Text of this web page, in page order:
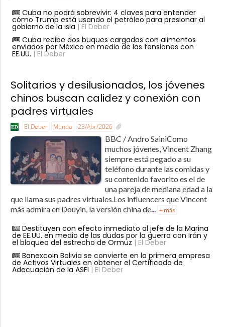
Cuba no podrá sobrevivir: 4 claves para entender
cómo Trump está usando el petróleo para presionar al
gobierno de la isla | El Deber
Cuba recibe dos buques cargados con alimentos
enviados por México en medio de las tensiones con
EE.UU. | El Deber
Solitarios y desilusionados, los jóvenes
chinos buscan calidez y conexión con
padres virtuales
El Deber Mundo 23/Abr/2026
BBC / Andro SainiComo
muchos jóvenes, Vincent Zhang
siempre está pegado a su
teléfono durante las comidas y
su contenido favorito es el de
una pareja de mediana edad a la
que llama sus padres virtuales.Los influencers que Vincent
más admira en Douyin, la versión china de... + más
Destituyen con efecto inmediato al jefe de la Marina
de EE.UU. en medio de las dudas por la guerra con Irán y
el bloqueo del estrecho de Ormuz | El Deber
Banexcoin Bolivia se convierte en la primera empresa
de Activos Virtuales en obtener el Certificado de
Adecuación de la ASFI | El Deber